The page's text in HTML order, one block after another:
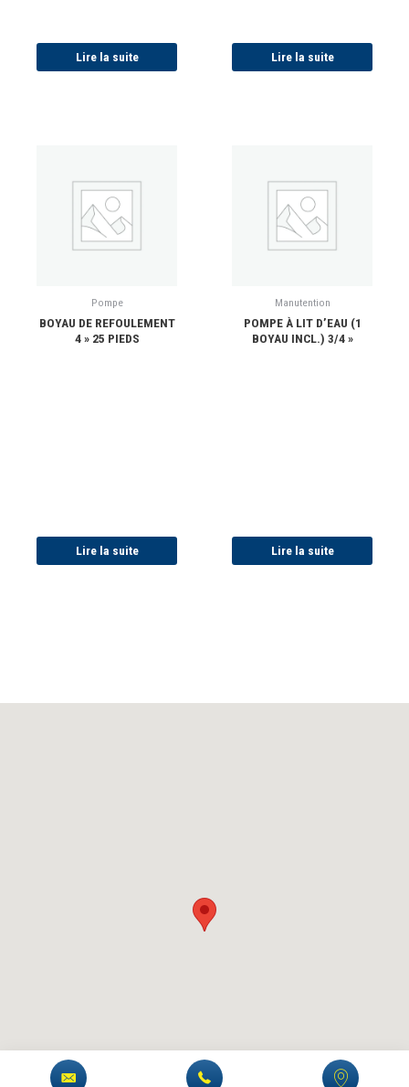
Lire la suite Lire la suite
Pompe
BOYAU DE REFOULEMENT
4 » 25 PIEDS
Lire la suite
Manutention
POMPE À LIT D’EAU (1
BOYAU INCL.) 3/4 »
Lire la suite